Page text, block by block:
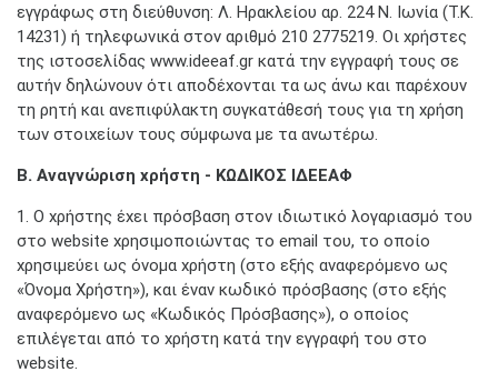
εγγράφως στη διεύθυνση: Λ. Ηρακλείου αρ. 224 Ν. Ιωνία (Τ.Κ.
14231) ή τηλεφωνικά στον αριθμό 210 2775219. Οι χρήστες
της ιστοσελίδας www.ideeaf.gr κατά την εγγραφή τους σε
αυτήν δηλώνουν ότι αποδέχονται τα ως άνω και παρέχουν
τη ρητή και ανεπιφύλακτη συγκατάθεσή τους για τη χρήση
των στοιχείων τους σύμφωνα με τα ανωτέρω.
Β. Αναγνώριση χρήστη - ΚΩΔΙΚΟΣ ΙΔΕΕΑΦ
1. Ο χρήστης έχει πρόσβαση στον ιδιωτικό λογαριασμό του
στο website χρησιμοποιώντας το email του, το οποίο
χρησιμεύει ως όνομα χρήστη (στο εξής αναφερόμενο ως
«Όνομα Χρήστη»), και έναν κωδικό πρόσβασης (στο εξής
αναφερόμενο ως «Κωδικός Πρόσβασης»), ο οποίος
επιλέγεται από το χρήστη κατά την εγγραφή του στο
website.